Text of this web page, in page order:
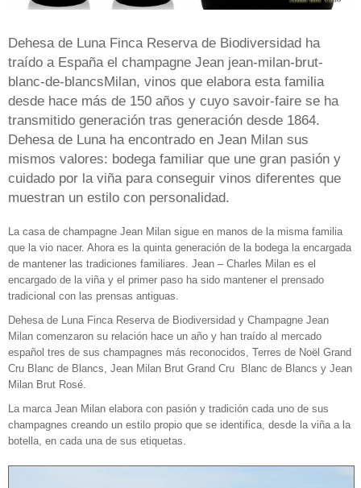
Dehesa de Luna Finca Reserva de Biodiversidad ha
traído a España el champagne Jean jean-milan-brut-
blanc-de-blancsMilan, vinos que elabora esta familia
desde hace más de 150 años y cuyo savoir-faire se ha
transmitido generación tras generación desde 1864.
Dehesa de Luna ha encontrado en Jean Milan sus
mismos valores: bodega familiar que une gran pasión y
cuidado por la viña para conseguir vinos diferentes que
muestran un estilo con personalidad.
La casa de champagne Jean Milan sigue en manos de la misma familia
que la vio nacer. Ahora es la quinta generación de la bodega la encargada
de mantener las tradiciones familiares. Jean – Charles Milan es el
encargado de la viña y el primer paso ha sido mantener el prensado
tradicional con las prensas antiguas.
Dehesa de Luna Finca Reserva de Biodiversidad y Champagne Jean
Milan comenzaron su relación hace un año y han traído al mercado
español tres de sus champagnes más reconocidos, Terres de Noël Grand
Cru Blanc de Blancs, Jean Milan Brut Grand Cru Blanc de Blancs y Jean
Milan Brut Rosé.
La marca Jean Milan elabora con pasión y tradición cada uno de sus
champagnes creando un estilo propio que se identifica, desde la viña a la
botella, en cada una de sus etiquetas.